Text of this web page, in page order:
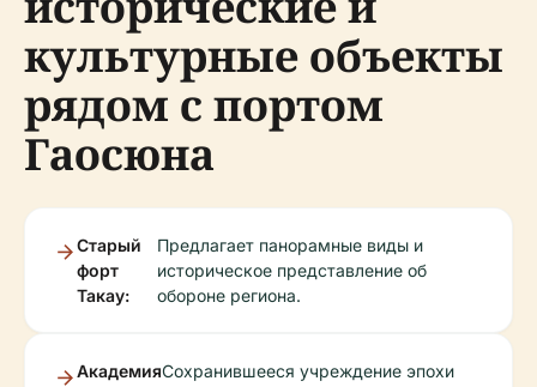
культурные объекты
рядом с портом
Гаосюна
Старый
форт
Такау:
Предлагает панорамные виды и
историческое представление об
обороне региона.
АкадемияСохранившееся учреждение эпохи